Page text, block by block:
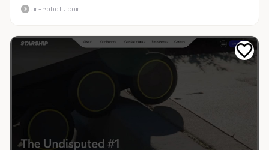
tm-robot.com